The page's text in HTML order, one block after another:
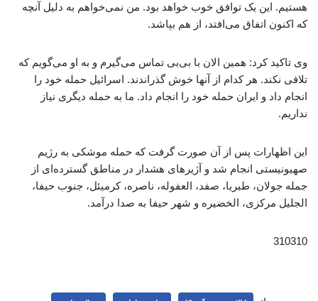
هستیم. این یک توافق خوب خواهد بود. من نمی‌خواهم به دلیل آنچه
که اکنون اتفاق می‌افتد، از هم بپاشد.
وی تاکید کرد: همین الان با بی‌بی تماس می‌گیرم و به او می‌گویم که
تلافی نکند. هر کدام از آنها خوش گذراندند. اسرائیل حمله خود را
انجام داد و ایران حمله خود را انجام داد. ما به حمله دیگری نیاز
نداریم.
این اظهارات پس از آن صورت گرفت که حمله موشکی به رژیم
صهیونیستی انجام شد و آژیرهای هشدار در مناطق گسترده‌ای از
جمله جولان، طبریا، صفد، العفوله، ناصره، کرمیئل، جنوب حیفا،
الجلیل مرکزی، الخضیره و شهر حیفا به صدا درآمد.
310310